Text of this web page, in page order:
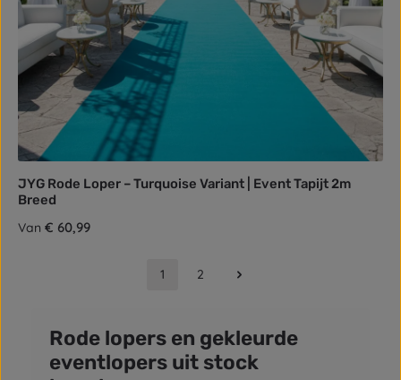
JYG Rode Loper – Turquoise Variant | Event Tapijt 2m
Breed
Normale prijs:
Van € 60,99
Pagina
1 Pagina
2
Rode lopers en gekleurde
eventlopers uit stock